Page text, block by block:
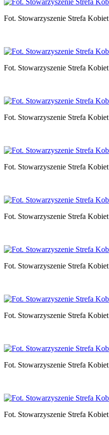
Fot. Stowarzyszenie Strefa Kobiet
Fot. Stowarzyszenie Strefa Kobiet
Fot. Stowarzyszenie Strefa Kobiet
Fot. Stowarzyszenie Strefa Kobiet
Fot. Stowarzyszenie Strefa Kobiet
Fot. Stowarzyszenie Strefa Kobiet
Fot. Stowarzyszenie Strefa Kobiet
Fot. Stowarzyszenie Strefa Kobiet
Fot. Stowarzyszenie Strefa Kobiet